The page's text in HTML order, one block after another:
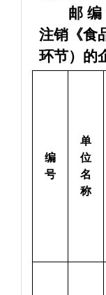
邮 编
注销《食
环节）的
编
号
单
位
名
称